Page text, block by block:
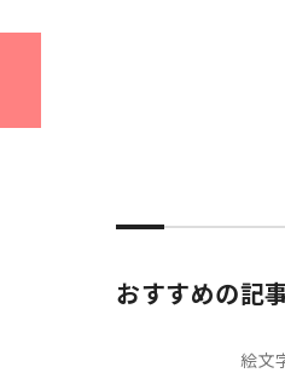
おすすめの記
絵文